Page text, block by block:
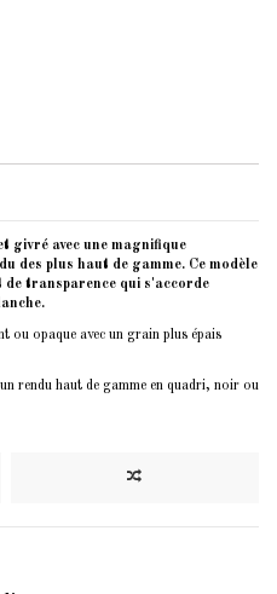
givré avec une magnifique
des plus haut de gamme. Ce modèle
de transparence qui s'accorde
ou opaque avec un grain plus épais
rendu haut de gamme en quadri, noir ou